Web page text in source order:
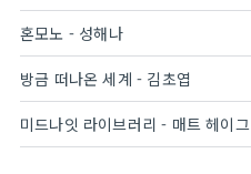
혼모노 - 성해나
방금 떠나온 세계 - 김초엽
미드나잇 라이브러리 - 매트 헤이그